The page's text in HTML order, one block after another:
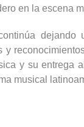
en la escena
dejando
y
y su entrega
musical